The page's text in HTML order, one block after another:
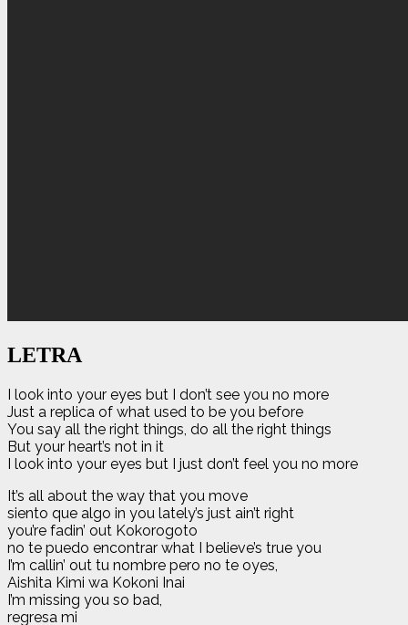
LETRA
I look into your eyes but I don’t see you no more
Just a replica of what used to be you before
You say all the right things, do all the right things
But your heart’s not in it
I look into your eyes but I just don’t feel you no more
It’s all about the way that you move
siento que algo in you lately’s just ain’t right
you’re fadin’ out Kokorogoto
no te puedo encontrar what I believe’s true you
I’m callin’ out tu nombre pero no te oyes,
Aishita Kimi wa Kokoni Inai
I’m missing you so bad,
regresa mi